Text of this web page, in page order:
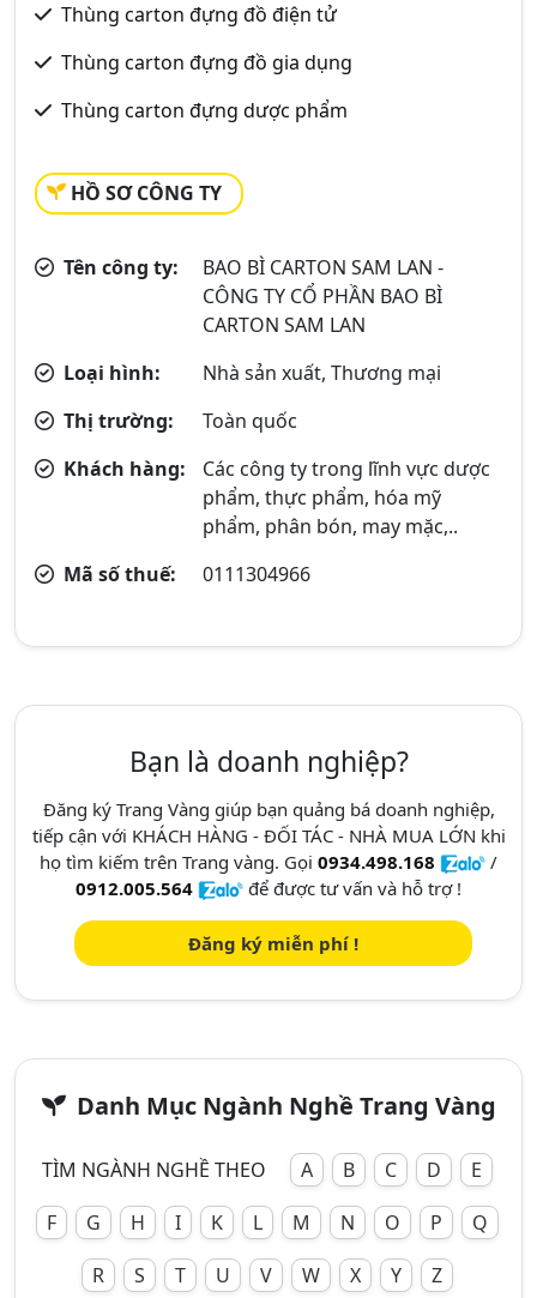
Thùng carton đựng đồ điện tử
Thùng carton đựng đồ gia dụng
Thùng carton đựng dược phẩm
HỒ SƠ CÔNG TY
Tên công ty:
BAO BÌ CARTON SAM LAN -
CÔNG TY CỔ PHẦN BAO BÌ
CARTON SAM LAN
Loại hình:
Nhà sản xuất, Thương mại
Thị trường:
Toàn quốc
Khách hàng:
Các công ty trong lĩnh vực dược
phẩm, thực phẩm, hóa mỹ
phẩm, phân bón, may mặc,..
Mã số thuế:
0111304966
Bạn là doanh nghiệp?
Đăng ký Trang Vàng giúp bạn quảng bá doanh nghiệp,
tiếp cận với KHÁCH HÀNG - ĐỐI TÁC - NHÀ MUA LỚN khi
họ tìm kiếm trên Trang vàng. Gọi 0934.498.168
/
0912.005.564
để được tư vấn và hỗ trợ !
Đăng ký miễn phí !
Danh Mục Ngành Nghề Trang Vàng
TÌM NGÀNH NGHỀ THEO A B C D
E
F
G H I K L M N O P
Q
R
S T U V W X Y Z